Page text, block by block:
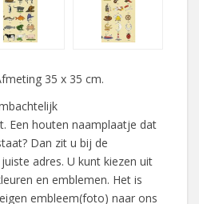
35 x 35 cm.
Een houten naamplaatje dat
Dan zit u bij de
adres. U kunt kiezen uit
en emblemen. Het is
embleem(foto) naar ons